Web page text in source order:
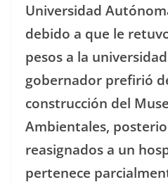
Universidad
debido a que le
pesos a la
gobernador prefirió
construcción del
Ambientales,
reasignados a un
pertenece